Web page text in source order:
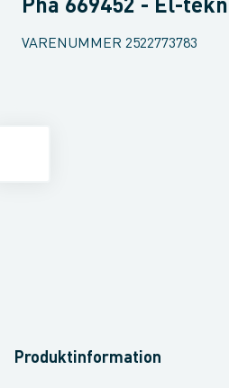
Pha 669452 - El-
VARENUMMER 2522773783
Produktinformation